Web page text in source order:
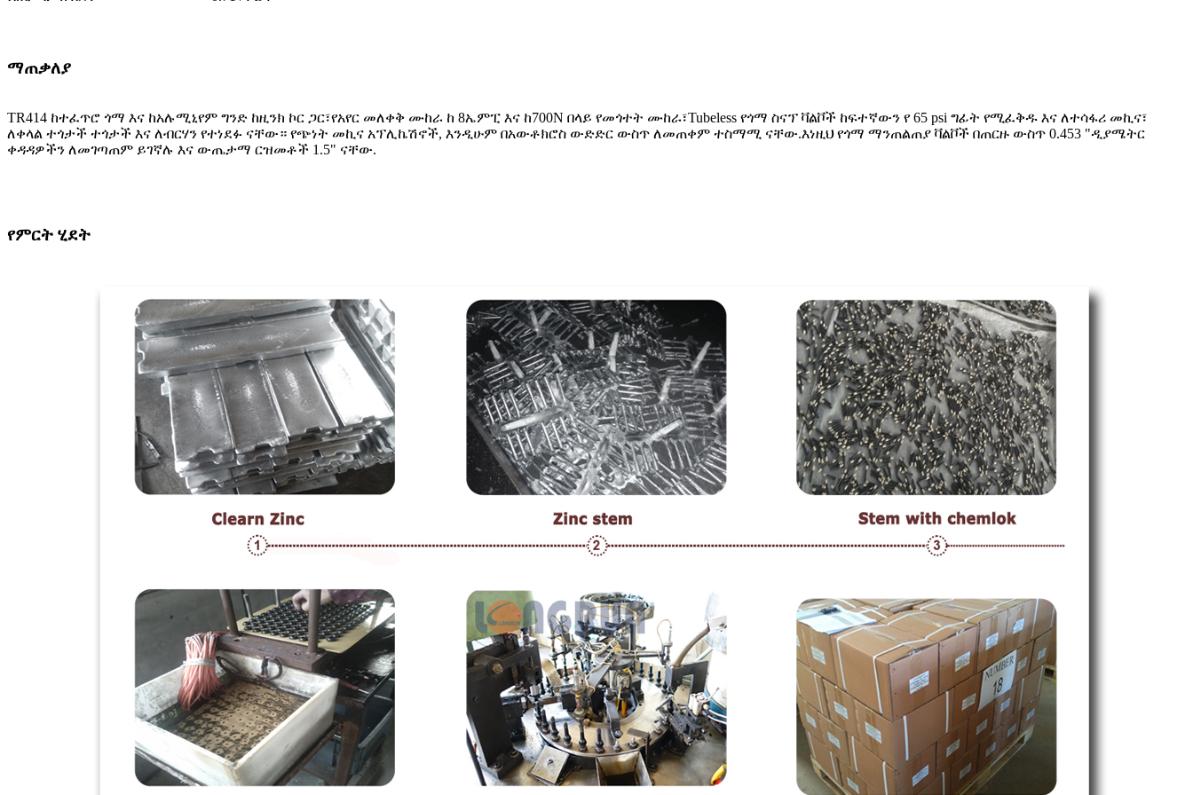
ማጠቃለያ
TR414 ከተፈጥሮ ጎማ እና ከአሉሚኒየም ግንድ ከዚንክ ኮር ጋር፣የአየር መለቀቅ ሙከራ ከ 8ኤምፒ እና ከ700N በላይ የመጎተት ሙከራ፣Tubeless የጎማ ስናፕ ቫልቮች ከፍተኛውን የ 65 psi ግፊት የሚፈቅዱ እና ለተሳፋሪ መኪና፣
ለቀላል ተጎታች ተጎታች እና ለብርሃን የተነደፉ ናቸው። የጭነት መኪና አፕሊኬሽኖች, እንዲሁም በአውቶክሮስ ውድድር ውስጥ ለመጠቀም ተስማሚ ናቸው.እነዚህ የጎማ ማንጠልጠያ ቫልቮች በጠርዙ ውስጥ 0.453 "ዲያሜትር
ቀዳዳዎችን ለመገጣጠም ይገኛሉ እና ውጤታማ ርዝመቶች 1.5" ናቸው.
የምርት ሂደት